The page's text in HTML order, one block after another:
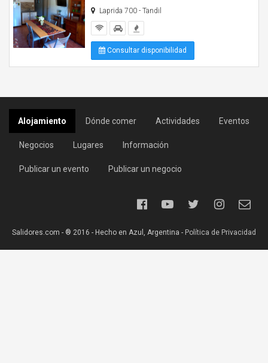
Laprida 700 - Tandil
Consultar disponibilidad
Alojamiento Dónde comer Actividades Eventos
Negocios Lugares Información
Publicar un evento Publicar un negocio
Salidores.com - ® 2016 - Hecho en Azul, Argentina - Política de Privacidad